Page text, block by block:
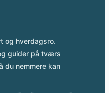
og hverdagsro.
guider på tværs
du nemmere kan